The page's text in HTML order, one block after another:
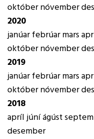
októbernóvember
2020
janúarfebrúarmars
októbernóvember
2019
janúarfebrúarmars
októbernóvember
2018
apríljúníágúst
desember